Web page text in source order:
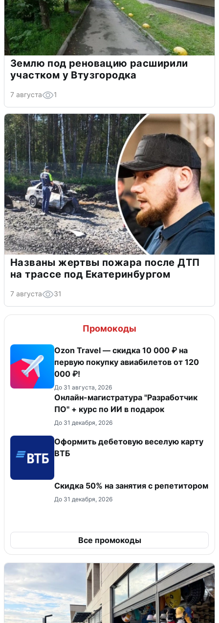
Землю под реновацию расширили
участком у Втузгородка
7 августа 1
Названы жертвы пожара после ДТП
на трассе под Екатеринбургом
7 августа 31
Промокоды
Ozon Travel — скидка 10 000 ₽ на
первую покупку авиабилетов от 120
000 ₽!
До 31 августа, 2026
Онлайн-магистратура "Разработчик
ПО" + курс по ИИ в подарок
До 31 декабря, 2026
Оформить дебетовую веселую карту
ВТБ
Скидка 50% на занятия с репетитором
До 31 декабря, 2026
Все промокоды